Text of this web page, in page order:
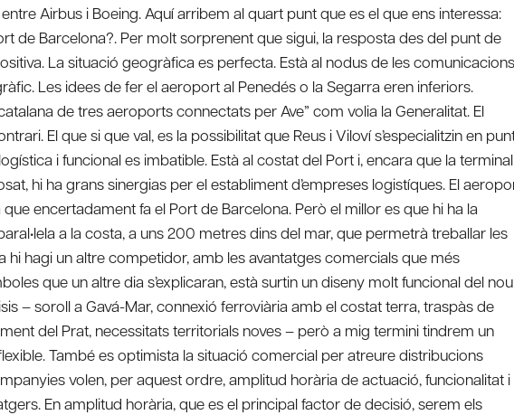
Airbus i Boeing. Aquí arribem al quart punt que es el que ens interessa:
de Barcelona?. Per molt sorprenent que sigui, la resposta des del punt de
La situació geogràfica es perfecta. Està al nodus de les comunicacions
Les idees de fer el aeroport al Penedés o la Segarra eren inferiors.
de tres aeroports connectats per Ave” com volia la Generalitat. El
El que si que val, es la possibilitat que Reus i Viloví s’especialitzin en
i funcional es imbatible. Està al costat del Port i, encara que la terminal
hi ha grans sinergias per el establiment d’empreses logistíques. El
encertadament fa el Port de Barcelona. Però el millor es que hi ha la
a la costa, a uns 200 metres dins del mar, que permetrà treballar les
hi hagi un altre competidor, amb les avantatges comercials que més
que un altre dia s’explicaran, està surtin un diseny molt funcional del nou
– soroll a Gavá-Mar, connexió ferroviària amb el costat terra, traspàs de
del Prat, necessitats territorials noves – però a mig termini tindrem un
També es optimista la situació comercial per atreure distribucions
volen, per aquest ordre, amplitud horària de actuació, funcionalitat i
En amplitud horària, que es el principal factor de decisió, serem els